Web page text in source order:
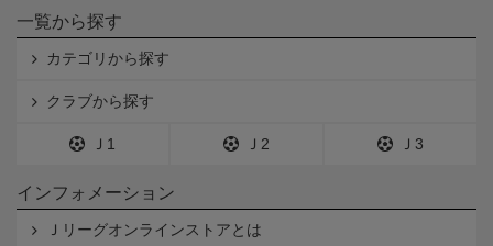
一覧から探す
カテゴリから探す
クラブから探す
Ｊ1 Ｊ2 Ｊ3
インフォメーション
Ｊリーグオンラインストアとは